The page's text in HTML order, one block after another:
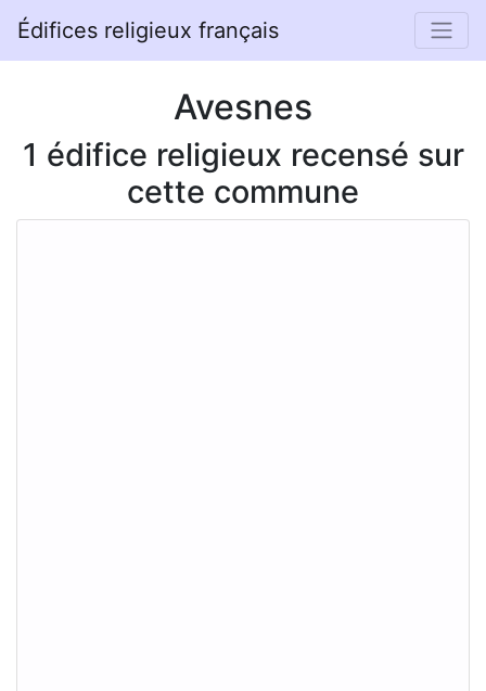
Édifices religieux français
Avesnes
1 édifice religieux recensé sur
cette commune